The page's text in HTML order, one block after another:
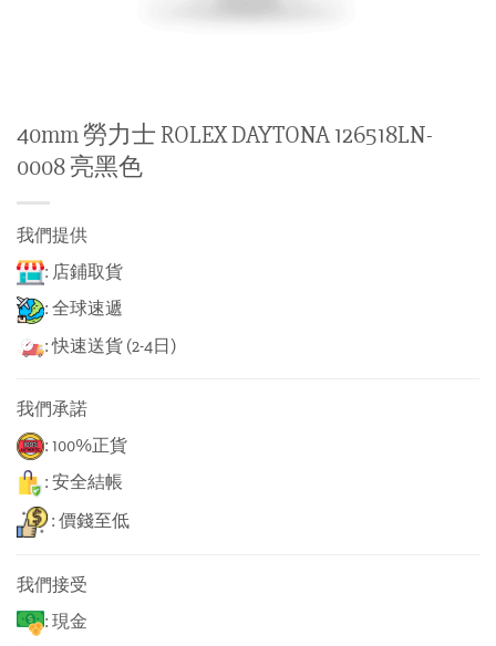
40mm 勞力士 ROLEX DAYTONA 126518LN-
0008 亮黑色
我們提供
: 店鋪取貨
: 全球速遞
: 快速送貨 (2-4日)
我們承諾
: 100%正貨
: 安全結帳
: 價錢至低
我們接受
: 現金